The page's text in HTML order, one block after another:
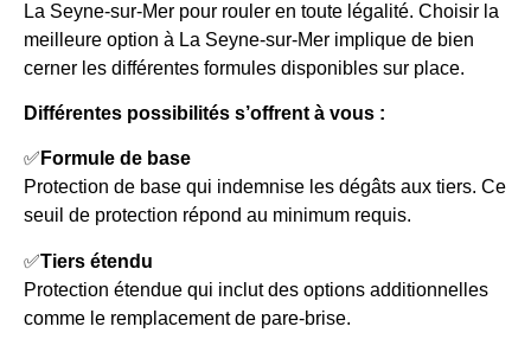
La Seyne-sur-Mer pour rouler en toute légalité. Choisir la
meilleure option à La Seyne-sur-Mer implique de bien
cerner les différentes formules disponibles sur place.
Différentes possibilités s’offrent à vous :
✅ Formule de base
Protection de base qui indemnise les dégâts aux tiers. Ce
seuil de protection répond au minimum requis.
✅Tiers étendu
Protection étendue qui inclut des options additionnelles
comme le remplacement de pare-brise.